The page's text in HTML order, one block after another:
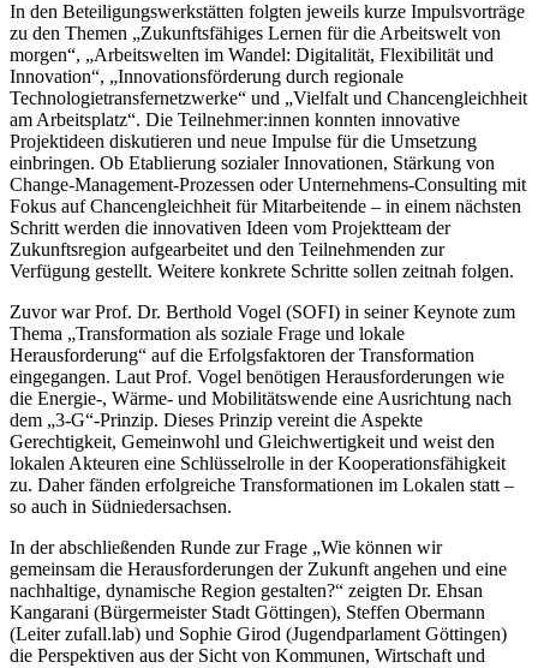
In den Beteiligungswerkstätten folgten jeweils kurze Impulsvorträge
zu den Themen „Zukunftsfähiges Lernen für die Arbeitswelt von
morgen“, „Arbeitswelten im Wandel: Digitalität, Flexibilität und
Innovation“, „Innovationsförderung durch regionale
Technologietransfernetzwerke“ und „Vielfalt und Chancengleichheit
am Arbeitsplatz“. Die Teilnehmer:innen konnten innovative
Projektideen diskutieren und neue Impulse für die Umsetzung
einbringen. Ob Etablierung sozialer Innovationen, Stärkung von
Change-Management-Prozessen oder Unternehmens-Consulting mit
Fokus auf Chancengleichheit für Mitarbeitende – in einem nächsten
Schritt werden die innovativen Ideen vom Projektteam der
Zukunftsregion aufgearbeitet und den Teilnehmenden zur
Verfügung gestellt. Weitere konkrete Schritte sollen zeitnah folgen.
Zuvor war Prof. Dr. Berthold Vogel (SOFI) in seiner Keynote zum
Thema „Transformation als soziale Frage und lokale
Herausforderung“ auf die Erfolgsfaktoren der Transformation
eingegangen. Laut Prof. Vogel benötigen Herausforderungen wie
die Energie-, Wärme- und Mobilitätswende eine Ausrichtung nach
dem „3-G“-Prinzip. Dieses Prinzip vereint die Aspekte
Gerechtigkeit, Gemeinwohl und Gleichwertigkeit und weist den
lokalen Akteuren eine Schlüsselrolle in der Kooperationsfähigkeit
zu. Daher fänden erfolgreiche Transformationen im Lokalen statt –
so auch in Südniedersachsen.
In der abschließenden Runde zur Frage „Wie können wir
gemeinsam die Herausforderungen der Zukunft angehen und eine
nachhaltige, dynamische Region gestalten?“ zeigten Dr. Ehsan
Kangarani (Bürgermeister Stadt Göttingen), Steffen Obermann
(Leiter zufall.lab) und Sophie Girod (Jugendparlament Göttingen)
die Perspektiven aus der Sicht von Kommunen, Wirtschaft und